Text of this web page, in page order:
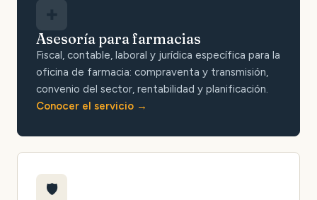
Asesoría para farmacias
Fiscal, contable, laboral y jurídica específica para la
oficina de farmacia: compraventa y transmisión,
convenio del sector, rentabilidad y planificación.
Conocer el servicio
🛡️